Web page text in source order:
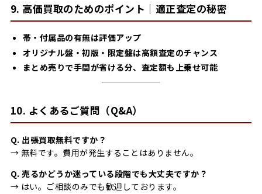
9. 高価買取のためのポイント｜適正査定の秘密
帯・付属品の有無は評価アップ
オリジナル盤・初版・限定盤は高額査定のチャンス
まとめ売りで手間が省ける分、査定額も上乗せ可能
10. よくあるご質問（Q&A）
Q. 出張買取無料ですか？
→ 無料です。費用が発生することはありません。
Q. 売るかどうか迷っている段階でも大丈夫ですか？
→ はい。ご相談のみでも歓迎しております。